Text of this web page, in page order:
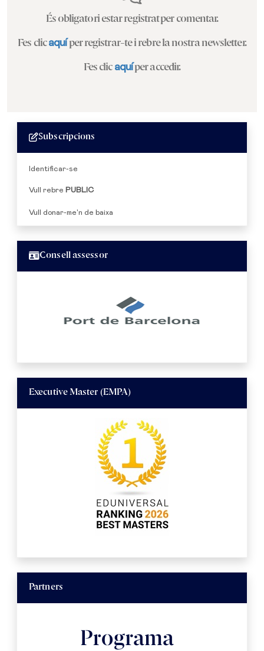
És obligatori estar registrat per comentar.
Fes clicaquíper registrar-te i rebre la nostra newsletter.
Fes clic aquíper accedir.
Subscripcions
Identificar-se
Vull rebre PUBLIC
Vull donar-me'n de baixa
Consell assessor
Executive Master (EMPA)
Partners